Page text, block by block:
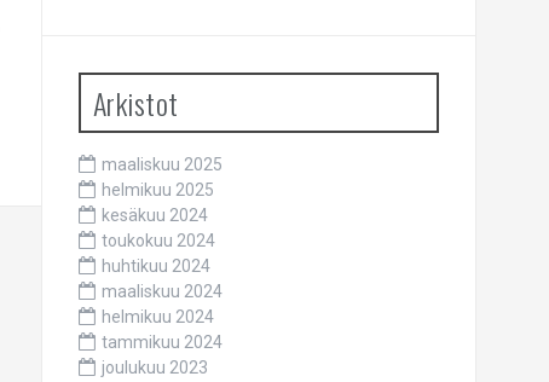
Arkistot
maaliskuu 2025
helmikuu 2025
kesäkuu 2024
toukokuu 2024
huhtikuu 2024
maaliskuu 2024
helmikuu 2024
tammikuu 2024
joulukuu 2023